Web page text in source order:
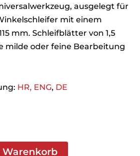
ausgelegt für
mit einem
mm. Schleifblätter von 1,5
milde oder feine Bearbeitung
HR, ENG, DE
Warenkorb